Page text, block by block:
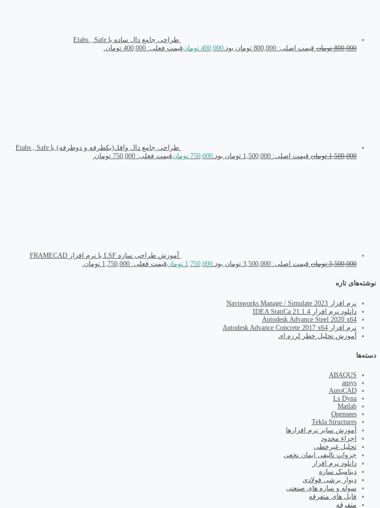
طراحی جامع دال ساده با Etabs , Safe
800,000 تومان قیمت اصلی: 800,000 تومان بود. 400,000 تومانقیمت فعلی: 400,000 تومان.
طراحی جامع دال وافل(یکطرفه و دوطرفه) با Etabs , Safe
1,500,000 تومان قیمت اصلی: 1,500,000 تومان بود. 750,000 تومانقیمت فعلی: 750,000 تومان.
آموزش طراحی سازه LSF با نرم افزار FRAMECAD
3,500,000 تومان قیمت اصلی: 3,500,000 تومان بود. 1,750,000 تومانقیمت فعلی: 1,750,000 تومان.
نوشته‌های تازه
نرم افزار Navisworks Manage / Simulate 2023
دانلود نرم افزار IDEA StatiCa 21.1.4
Autodesk Advance Steel 2020 x64
نرم افزار Autodesk Advance Concrete 2017 x64
آموزش تحلیل خطر لرزه ای
دسته‌ها
ABAQUS
ansys
AutoCAD
Ls Dyna
Matlab
Opensees
Tekla Structures
آموزش سایر نرم افزارها
اجزاء محدود
تحلیل غیرخطی
جزوات تالیفی ایمان نخعی
دانلود نرم افزار
دینامیک سازه
دیوار برشی فولادی
سوله و سازه های صنعتی
فایل های متفرقه
متفرقه